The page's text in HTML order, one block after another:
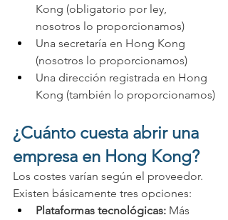
Kong (obligatorio por ley,
nosotros lo proporcionamos)
Una secretaría en Hong Kong
(nosotros lo proporcionamos)
Una dirección registrada en Hong
Kong (también lo proporcionamos)
¿Cuánto cuesta abrir una
empresa en Hong Kong?
Los costes varían según el proveedor.
Existen básicamente tres opciones:
Plataformas tecnológicas: Más